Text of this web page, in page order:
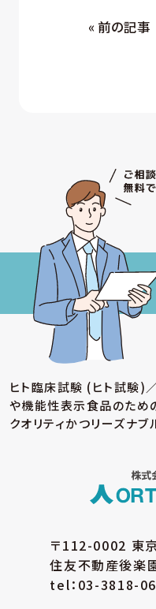
(ウ) 従業員・役員 (
与支払その他
③ 福利厚生、教
取得した個人
利用を行わず、
【保有個人データ
措置】
当社では個人情報保
の安全管理のために、
(ア) 個人情報保護方
係法令等の遵守
供」、「個人情報
談の窓口」等に
取得・入力、利
消去・廃棄等の
取扱規程を策定
安全管理、取扱
に係る規程を整備
(ウ) 組織的安全管理
« 前の記事
ヒト臨床試験 (ヒト試験)
や機能性表示食品のため
クオリティかつリーズナブ
〒112-0002 東
住友不動産後楽
tel：03-3818-